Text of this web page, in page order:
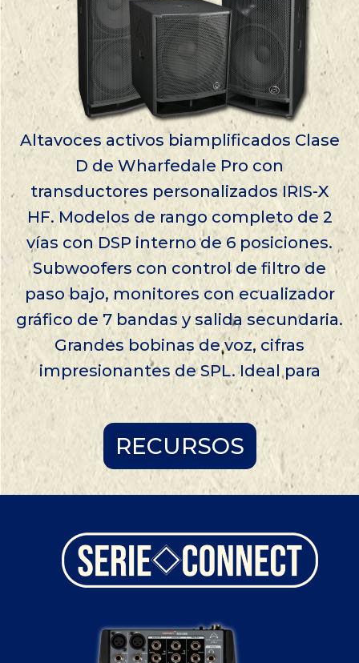
Altavoces activos biamplificados Clase
D de Wharfedale Pro con
transductores personalizados IRIS-X
HF. Modelos de rango completo de 2
vías con DSP interno de 6 posiciones.
Subwoofers con control de filtro de
paso bajo, monitores con ecualizador
gráfico de 7 bandas y salida secundaria.
Grandes bobinas de voz, cifras
impresionantes de SPL. Ideal para
RECURSOS